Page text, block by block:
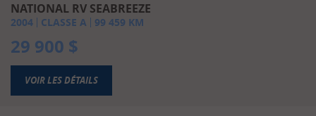
NATIONAL RV SEABREEZE
2004 CLASSE A 99 459 KM
29 900 $
VOIR LES DÉTAILS